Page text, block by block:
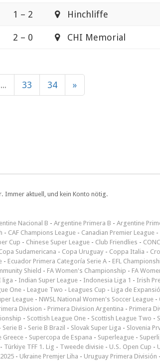
1 – 2 Hinchliffe
2 – 0 CHI Memorial
... 33 34 »
Immer aktuell, und kein Konto nötig.
Nacional B - Argentine Primera B - Argentine
- CAF Champions League - Canadian Premier League -
Cup - Chinese Super League - Club Friendlies -
Sudamericana - Copa Uruguay - Coppa Italia -
- Ecuador Primera Categoría Serie A - EFL
Shield - FA Women's Championship - FA
liga - Indian Super League - Indonesia Liga 1 - Irish
One - League Two - Leagues Cup - Liga de
League - NWSL National Women's Soccer League -
Division - Primera Division Argentina - Primera
- Scottish League One - Scottish League Two -
Serie B - Serie B Brazil - Slovak Super Liga - Slovenia
Greece - Supercopa de Espana - Superleague -
- Türkiye TFF 1. Lig - Tweede divisie - U.S. Open Cup -
- Ukraine Premjer Liha - Uruguay Primera División -